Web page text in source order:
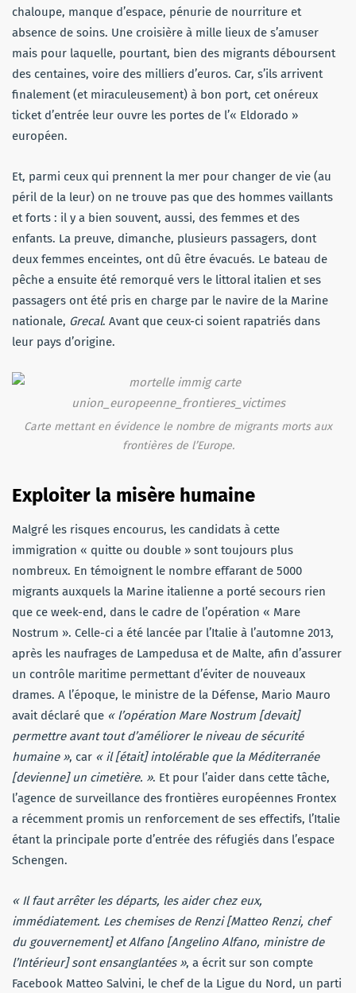
chaloupe, manque d’espace, pénurie de nourriture et
absence de soins. Une croisière à mille lieux de s’amuser
mais pour laquelle, pourtant, bien des migrants déboursent
des centaines, voire des milliers d’euros. Car, s’ils arrivent
finalement (et miraculeusement) à bon port, cet onéreux
ticket d’entrée leur ouvre les portes de l’« Eldorado »
européen.
Et, parmi ceux qui prennent la mer pour changer de vie (au
péril de la leur) on ne trouve pas que des hommes vaillants
et forts : il y a bien souvent, aussi, des femmes et des
enfants. La preuve, dimanche, plusieurs passagers, dont
deux femmes enceintes, ont dû être évacués. Le bateau de
pêche a ensuite été remorqué vers le littoral italien et ses
passagers ont été pris en charge par le navire de la Marine
nationale, Grecal. Avant que ceux-ci soient rapatriés dans
leur pays d’origine.
Carte mettant en évidence le nombre de migrants morts aux
frontières de l’Europe.
Exploiter la misère humaine
Malgré les risques encourus, les candidats à cette
immigration « quitte ou double » sont toujours plus
nombreux. En témoignent le nombre effarant de 5000
migrants auxquels la Marine italienne a porté secours rien
que ce week-end, dans le cadre de l’opération « Mare
Nostrum ». Celle-ci a été lancée par l’Italie à l’automne 2013,
après les naufrages de Lampedusa et de Malte, afin d’assurer
un contrôle maritime permettant d’éviter de nouveaux
drames. A l’époque, le ministre de la Défense, Mario Mauro
avait déclaré que « l’opération Mare Nostrum [devait]
permettre avant tout d’améliorer le niveau de sécurité
humaine », car « il [était] intolérable que la Méditerranée
[devienne] un cimetière. ». Et pour l’aider dans cette tâche,
l’agence de surveillance des frontières européennes Frontex
a récemment promis un renforcement de ses effectifs, l’Italie
étant la principale porte d’entrée des réfugiés dans l’espace
Schengen.
« Il faut arrêter les départs, les aider chez eux,
immédiatement. Les chemises de Renzi [Matteo Renzi, chef
du gouvernement] et Alfano [Angelino Alfano, ministre de
l’Intérieur] sont ensanglantées », a écrit sur son compte
Facebook Matteo Salvini, le chef de la Ligue du Nord, un parti